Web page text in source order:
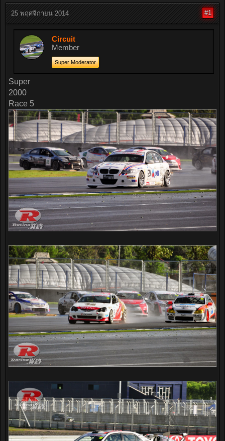
25 พฤศจิกายน 2014 #1
Circuit
Member
Super Moderator
Super
2000
Race 5